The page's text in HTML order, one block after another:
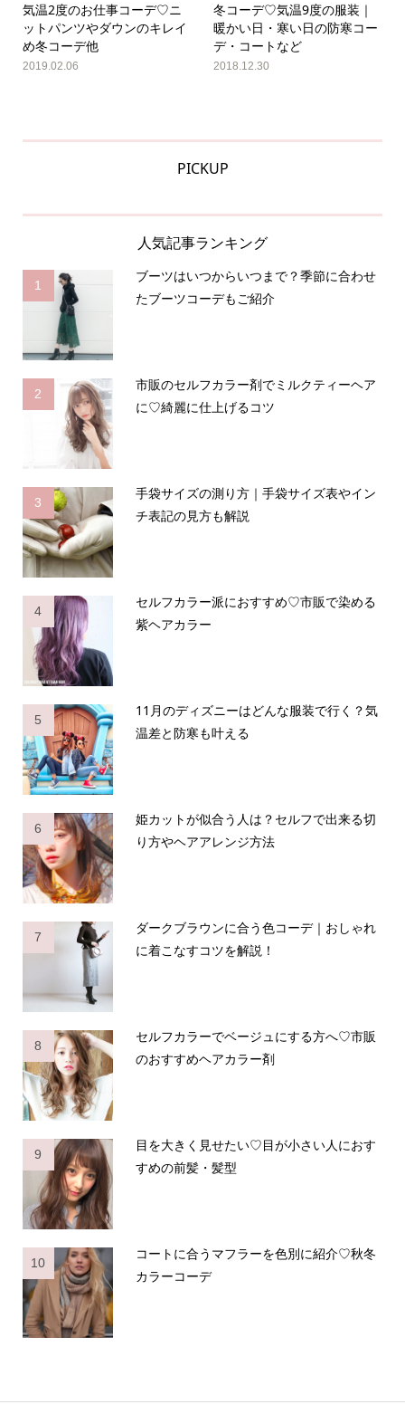
気温2度のお仕事コーデ♡ニ
ットパンツやダウンのキレイ
め冬コーデ他
2019.02.06
冬コーデ♡気温9度の服装｜
暖かい日・寒い日の防寒コー
デ・コートなど
2018.12.30
PICKUP
人気記事ランキング
1
ブーツはいつからいつまで？季節に合わせ
たブーツコーデもご紹介
2
市販のセルフカラー剤でミルクティーヘア
に♡綺麗に仕上げるコツ
3
手袋サイズの測り方｜手袋サイズ表やイン
チ表記の見方も解説
4
セルフカラー派におすすめ♡市販で染める
紫ヘアカラー
5
11月のディズニーはどんな服装で行く？気
温差と防寒も叶える
6
姫カットが似合う人は？セルフで出来る切
り方やヘアアレンジ方法
7
ダークブラウンに合う色コーデ｜おしゃれ
に着こなすコツを解説！
8
セルフカラーでベージュにする方へ♡市販
のおすすめヘアカラー剤
9
目を大きく見せたい♡目が小さい人におす
すめの前髪・髪型
10
コートに合うマフラーを色別に紹介♡秋冬
カラーコーデ